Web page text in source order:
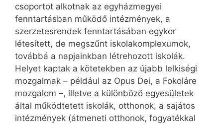
csoportot alkotnak az egyházmegyei
fenntartásban működő intézmények, a
szerzetesrendek fenntartásában egykor
létesített, de megszűnt iskolakomplexumok,
továbbá a napjainkban létrehozott iskolák.
Helyet kaptak a kötetekben az újabb lelkiségi
mozgalmak – például az Opus Dei, a Fokoláre
mozgalom –, illetve a különböző egyesületek
által működtetett iskolák, otthonok, a sajátos
intézmények (átmeneti otthonok, fogyatékkal